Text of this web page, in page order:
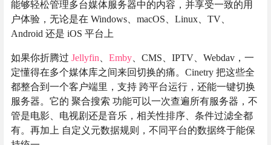
能够轻松管理多台媒体服务器中的内容，并享受一致的用
户体验，无论是在 Windows、macOS、Linux、TV、
Android 还是 iOS 平台上
如果你折腾过 Jellyfin Emby 、CMS、IPTV、Webdav，一
定懂得在多个媒体库之间来回切换的痛。Cinetry 把这些全
都整合到一个客户端里，支持 跨平台运行，还能一键切换
服务器。它的 聚合搜索 功能可以一次查遍所有服务器，不
管是电影、电视剧还是音乐，相关性排序、条件过滤全都
有。再加上 自定义元数据规则，不同平台的数据终于能保